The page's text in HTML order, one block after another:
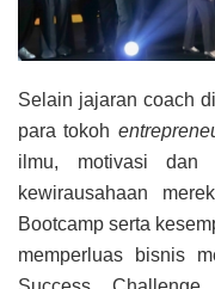
Selain jajaran coach
para tokoh
ilmu, motivasi dan
kewirausahaan
Bootcamp serta
memperluas bisnis